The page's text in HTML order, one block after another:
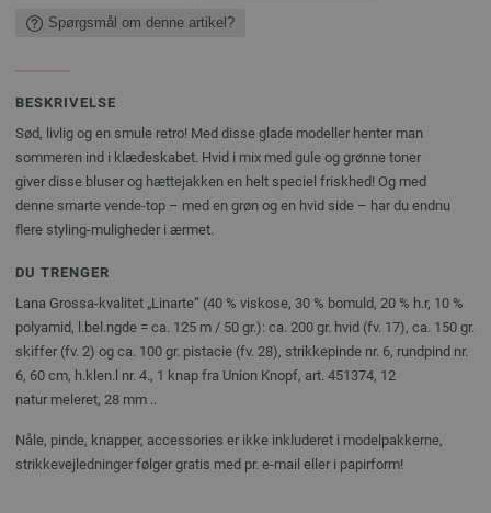
Spørgsmål om denne artikel?
BESKRIVELSE
Sød, livlig og en smule retro! Med disse glade modeller henter man
sommeren ind i klædeskabet. Hvid i mix med gule og grønne toner
giver disse bluser og hættejakken en helt speciel friskhed! Og med
denne smarte vende-top – med en grøn og en hvid side – har du endnu
flere styling-muligheder i ærmet.
DU TRENGER
Lana Grossa-kvalitet „Linarte“ (40 % viskose, 30 % bomuld, 20 % h.r, 10 %
polyamid, l.bel.ngde = ca. 125 m / 50 gr.): ca. 200 gr. hvid (fv. 17), ca. 150 gr.
skiffer (fv. 2) og ca. 100 gr. pistacie (fv. 28), strikkepinde nr. 6, rundpind nr.
6, 60 cm, h.klen.l nr. 4., 1 knap fra Union Knopf, art. 451374, 12
natur meleret, 28 mm ..
Nåle, pinde, knapper, accessories er ikke inkluderet i modelpakkerne,
strikkevejledninger følger gratis med pr. e-mail eller i papirform!